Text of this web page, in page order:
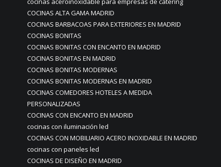
COCINAS ALTA GAMA MADRID
COCINAS BARBACOAS PARA EXTERIORES EN MADRID
COCINAS BONITAS
COCINAS BONITAS CON ENCANTO EN MADRID
COCINAS BONITAS EN MADRID
COCINAS BONITAS MODERNAS
COCINAS BONITAS MODERNAS EN MADRID
COCINAS COMEDORES HOTELES A MEDIDA
PERSONALIZADAS
COCINAS CON ENCANTO EN MADRID
cocinas con iluminación led
COCINAS CON MOBILIARIO ACERO INOXIDABLE EN MADRID
cocinas con paneles led
COCINAS DE DISEÑO EN MADRID